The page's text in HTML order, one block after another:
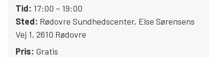
Tid: 17:00 – 19:00
Sted: Rødovre Sundhedscenter, Else Sørensens
Vej 1, 2610 Rødovre
Pris: Gratis